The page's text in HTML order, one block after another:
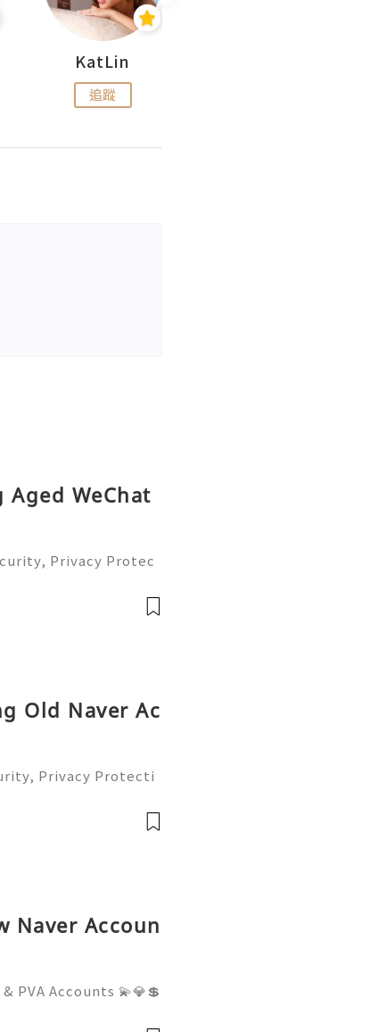
KatLin
追蹤
Aged WeChat
Privacy Protec
Support 💫💎💲💫🌐
Old Naver Ac
Privacy Protecti
Support 💫💎💲💫🌐
Naver Accoun
PVA Accounts 💫💎💲
@usa